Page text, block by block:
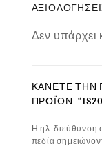
Δεν υπάρχει
ΚΆΝΕΤΕ ΤΗΝ
ΠΡΟΪΌΝ:
Η ηλ. διεύθυνση
πεδία